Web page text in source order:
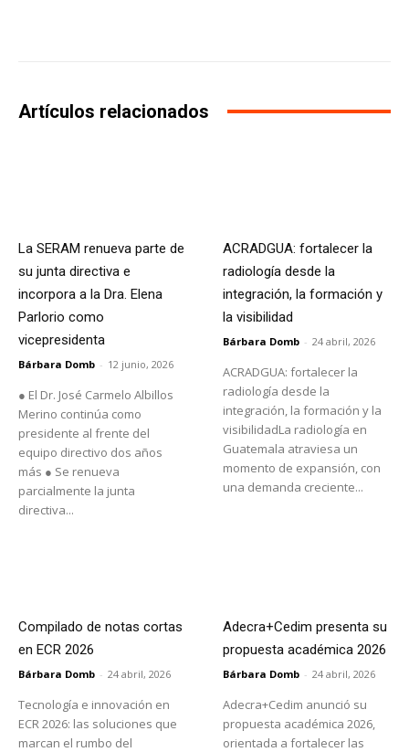
Artículos relacionados
La SERAM renueva parte de
su junta directiva e
incorpora a la Dra. Elena
Parlorio como
vicepresidenta
Bárbara Domb - 12 junio, 2026
● El Dr. José Carmelo Albillos
Merino continúa como
presidente al frente del
equipo directivo dos años
más ● Se renueva
parcialmente la junta
directiva...
ACRADGUA: fortalecer la
radiología desde la
integración, la formación y
la visibilidad
Bárbara Domb - 24 abril, 2026
ACRADGUA: fortalecer la
radiología desde la
integración, la formación y la
visibilidadLa radiología en
Guatemala atraviesa un
momento de expansión, con
una demanda creciente...
Compilado de notas cortas
en ECR 2026
Bárbara Domb - 24 abril, 2026
Tecnología e innovación en
ECR 2026: las soluciones que
marcan el rumbo del
Adecra+Cedim presenta su
propuesta académica 2026
Bárbara Domb - 24 abril, 2026
Adecra+Cedim anunció su
propuesta académica 2026,
orientada a fortalecer las